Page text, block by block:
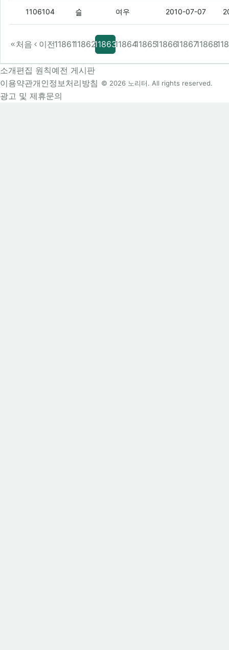
1106104 여우 2010-07-07
처음 이전1186111862118631186411865118661186711868
소개편집 원칙예전 게시판
이용약관개인정보처리방침
광고 및 제휴문의
© 2026 노리터. All rights reserved.